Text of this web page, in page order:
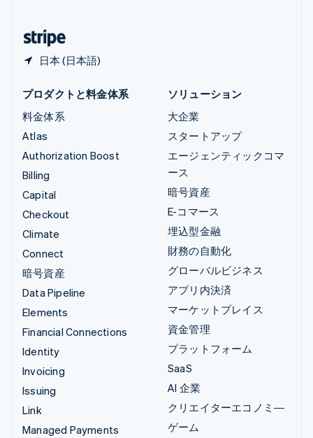
日本 (日本語)
プロダクトと料金体系
料金体系
Atlas
Authorization Boost
Billing
Capital
Checkout
Climate
Connect
暗号資産
Data Pipeline
Elements
Financial Connections
Identity
Invoicing
Issuing
Link
Managed Payments
ソリューション
大企業
スタートアップ
エージェンティックコマ
ース
暗号資産
E-コマース
埋込型金融
財務の自動化
グローバルビジネス
アプリ内決済
マーケットプレイス
資金管理
プラットフォーム
SaaS
AI 企業
クリエイターエコノミ―
ゲーム